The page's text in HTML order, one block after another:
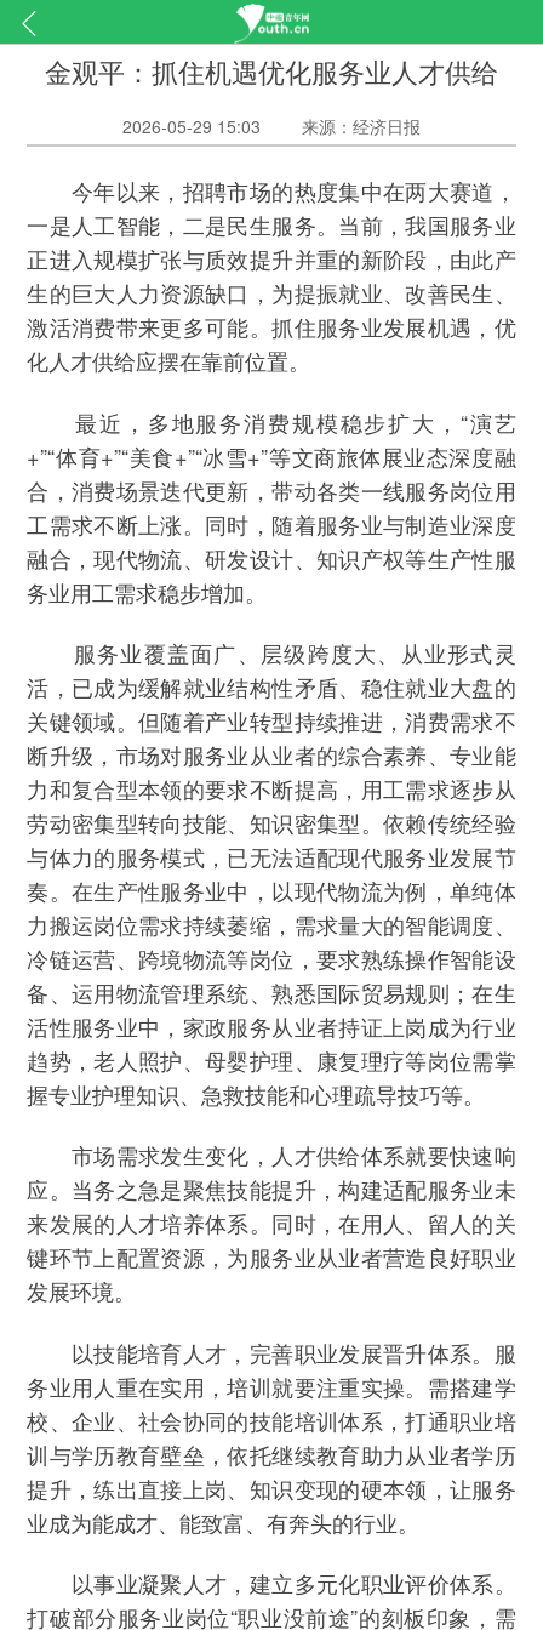
金观平：抓住机遇优化服务业人才供给
2026-05-29 15:03 来源：经济日报
今年以来，招聘市场的热度集中在两大赛道，
一是人工智能，二是民生服务。当前，我国服务业
正进入规模扩张与质效提升并重的新阶段，由此产
生的巨大人力资源缺口，为提振就业、改善民生、
激活消费带来更多可能。抓住服务业发展机遇，优
化人才供给应摆在靠前位置。
最近，多地服务消费规模稳步扩大，“演艺
+”“体育+”“美食+”“冰雪+”等文商旅体展业态深度融
合，消费场景迭代更新，带动各类一线服务岗位用
工需求不断上涨。同时，随着服务业与制造业深度
融合，现代物流、研发设计、知识产权等生产性服
务业用工需求稳步增加。
服务业覆盖面广、层级跨度大、从业形式灵
活，已成为缓解就业结构性矛盾、稳住就业大盘的
关键领域。但随着产业转型持续推进，消费需求不
断升级，市场对服务业从业者的综合素养、专业能
力和复合型本领的要求不断提高，用工需求逐步从
劳动密集型转向技能、知识密集型。依赖传统经验
与体力的服务模式，已无法适配现代服务业发展节
奏。在生产性服务业中，以现代物流为例，单纯体
力搬运岗位需求持续萎缩，需求量大的智能调度、
冷链运营、跨境物流等岗位，要求熟练操作智能设
备、运用物流管理系统、熟悉国际贸易规则；在生
活性服务业中，家政服务从业者持证上岗成为行业
趋势，老人照护、母婴护理、康复理疗等岗位需掌
握专业护理知识、急救技能和心理疏导技巧等。
市场需求发生变化，人才供给体系就要快速响
应。当务之急是聚焦技能提升，构建适配服务业未
来发展的人才培养体系。同时，在用人、留人的关
键环节上配置资源，为服务业从业者营造良好职业
发展环境。
以技能培育人才，完善职业发展晋升体系。服
务业用人重在实用，培训就要注重实操。需搭建学
校、企业、社会协同的技能培训体系，打通职业培
训与学历教育壁垒，依托继续教育助力从业者学历
提升，练出直接上岗、知识变现的硬本领，让服务
业成为能成才、能致富、有奔头的行业。
以事业凝聚人才，建立多元化职业评价体系。
打破部分服务业岗位“职业没前途”的刻板印象，需